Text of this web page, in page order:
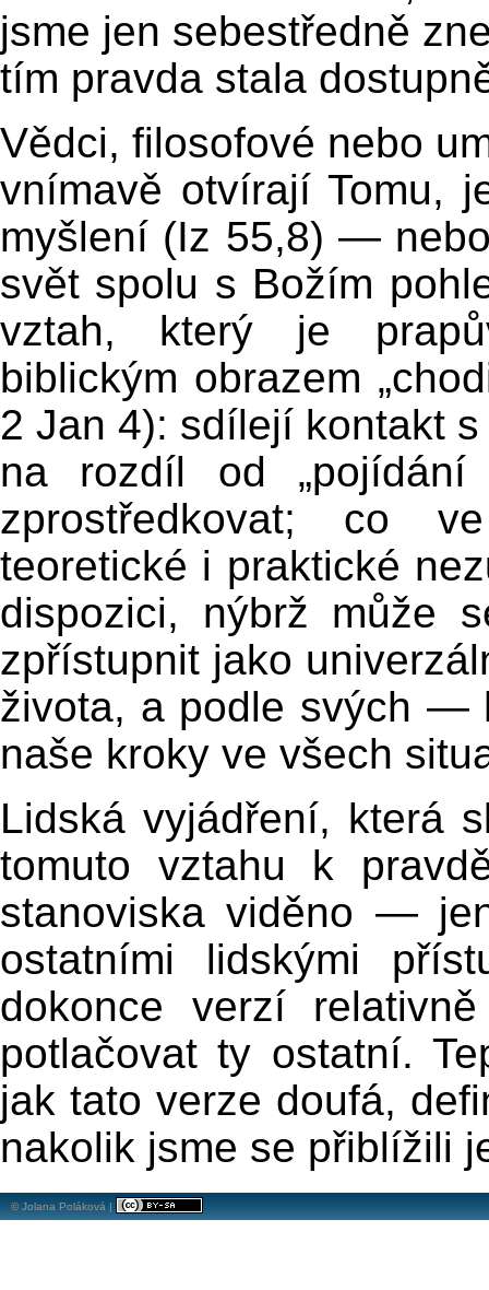
jsme jen sebestředně
tím pravda stala
Vědci, filosofové nebo
vnímavě otvírají Tomu,
myšlení (Iz 55,8) —
svět spolu s Božím
vztah, který je
biblickým obrazem
2 Jan 4): sdílejí kontakt
na rozdíl od
zprostředkovat; co
teoretické i praktické
dispozici, nýbrž může
zpřístupnit jako
života, a podle svých —
naše kroky ve všech
Lidská vyjádření, která
tomuto vztahu k
stanoviska viděno —
ostatními lidskými
dokonce verzí
potlačovat ty ostatní.
jak tato verze doufá,
nakolik jsme se přiblížili
© Jolana Poláková |